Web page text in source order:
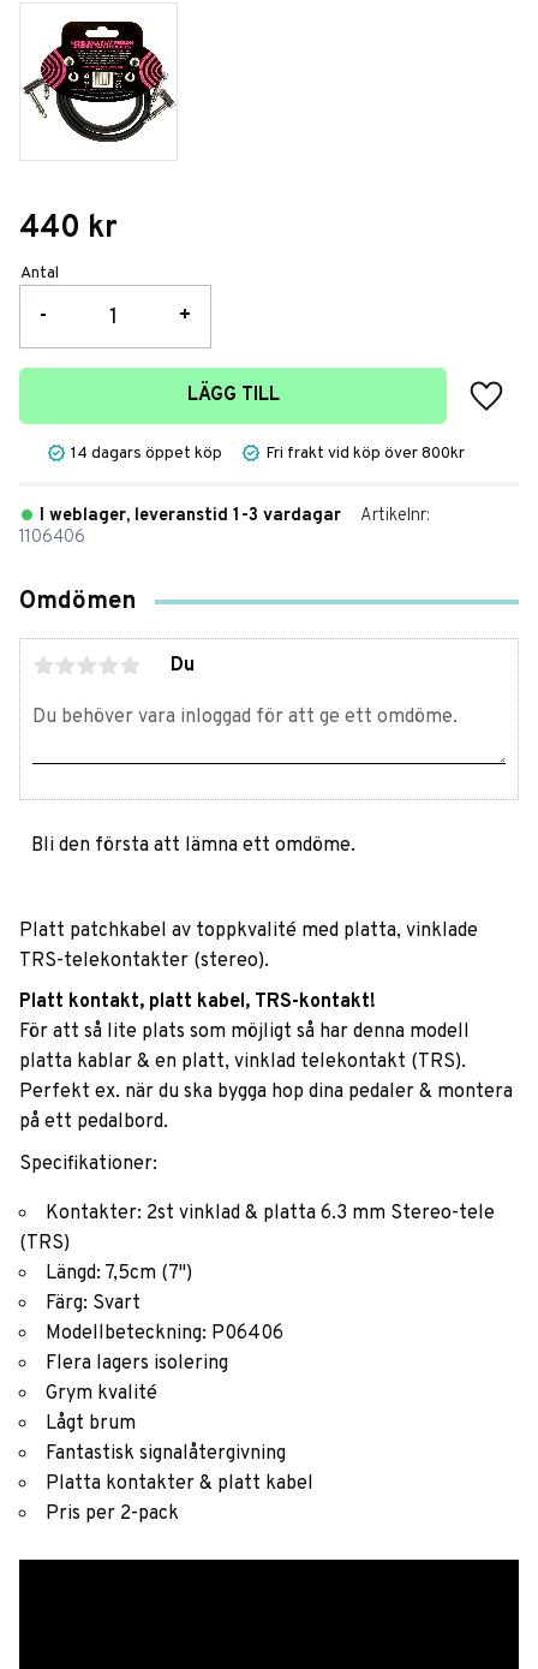
440 kr
Antal
+
-
LÄGG TILL
Lägg
14 dagars öppet köp Fri frakt vid köp över 800kr
I weblager, leveranstid 1-3 vardagar
Artikelnr
1106406
Omdömen
Du
Bli den första att lämna ett omdöme.
Platt patchkabel av toppkvalité med platta, vinklade
TRS-telekontakter (stereo).
Platt kontakt, platt kabel, TRS-kontakt!
För att så lite plats som möjligt så har denna modell
platta kablar & en platt, vinklad telekontakt (TRS).
Perfekt ex. när du ska bygga hop dina pedaler & montera
på ett pedalbord.
Specifikationer:
Kontakter: 2st vinklad & platta 6.3 mm Stereo-tele
(TRS)
Längd: 7,5cm (7")
Färg: Svart
Modellbeteckning: P06406
Flera lagers isolering
Grym kvalité
Lågt brum
Fantastisk signalåtergivning
Platta kontakter & platt kabel
Pris per 2-pack